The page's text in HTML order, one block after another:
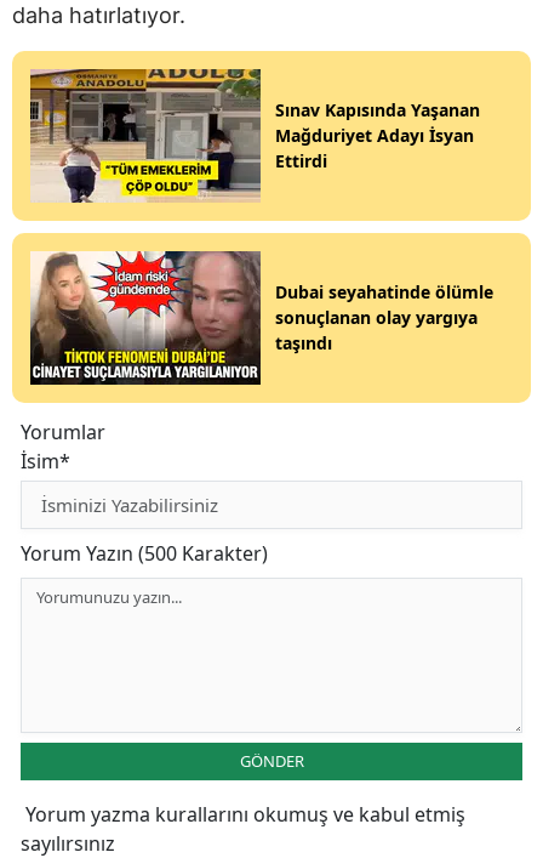
daha hatırlatıyor.
Sınav Kapısında Yaşanan
Mağduriyet Adayı İsyan
Ettirdi
Dubai seyahatinde ölümle
sonuçlanan olay yargıya
taşındı
Yorumlar
İsim*
Yorum Yazın (500 Karakter)
GÖNDER
Yorum yazma kurallarını okumuş ve kabul etmiş
sayılırsınız